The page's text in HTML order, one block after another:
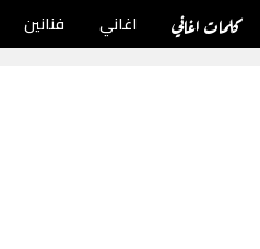
كلمات اغاني اغاني فنانين